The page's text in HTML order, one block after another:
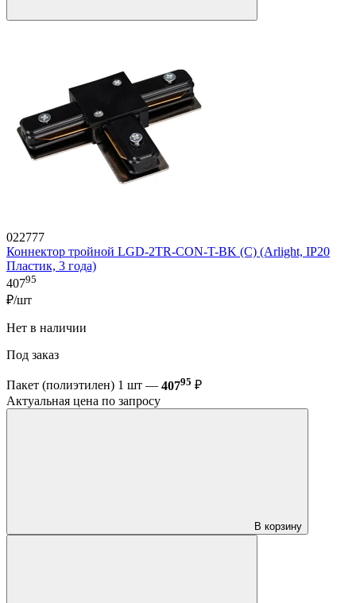
022777
Коннектор тройной LGD-2TR-CON-T-BK (C) (Arlight, IP20
Пластик, 3 года)
40795
₽/шт
Нет в наличии
Под заказ
Пакет (полиэтилен) 1 шт — 40795 ₽
Актуальная цена по запросу
В корзину